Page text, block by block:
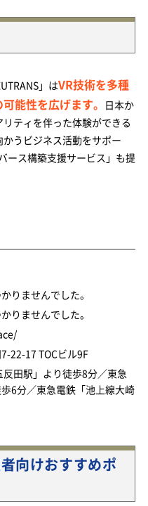
」はVR技術を多種
能性を広げます。 日本か
ティを伴った体験ができる
うビジネス活動をサポー
ース構築支援サービス」も提
りませんでした。
りませんでした。
22-17 TOCビル9F
田駅」より徒歩8分／東急
6分／東急電鉄「池上線大崎
向けおすすめポ